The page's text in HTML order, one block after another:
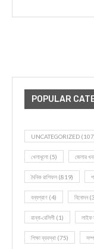
POPULAR
UNCATEGORIZED
খেলাধূলো (5) জেলার
দৈনিক রাশিফল (819)
বন্যপ্রাণ (4) বিনোদন
রান্না-রেসিপী (1) লাইফ
শিক্ষা ব্যবস্থা (75)